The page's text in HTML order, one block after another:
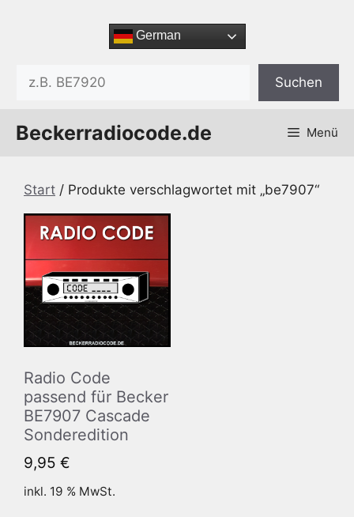
German
Suchen
Beckerradiocode.de Menü
Start / Produkte verschlagwortet mit „be7907“
Radio Code
passend für Becker
BE7907 Cascade
Sonderedition
9,95 €
inkl. 19 % MwSt.